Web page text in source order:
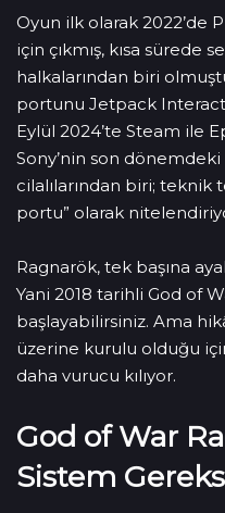
Oyun ilk olarak 2022’de
için çıkmış, kısa sürede
halkalarından biri
portunu Jetpack
Eylül 2024’te Steam ile
Sony’nin son
cilalılarından biri; teknik
portu” olarak
Ragnarök, tek başına
Yani 2018 tarihli God of
başlayabilirsiniz. Ama
üzerine kurulu olduğu
daha vurucu kılıyor.
God of War
Sistem